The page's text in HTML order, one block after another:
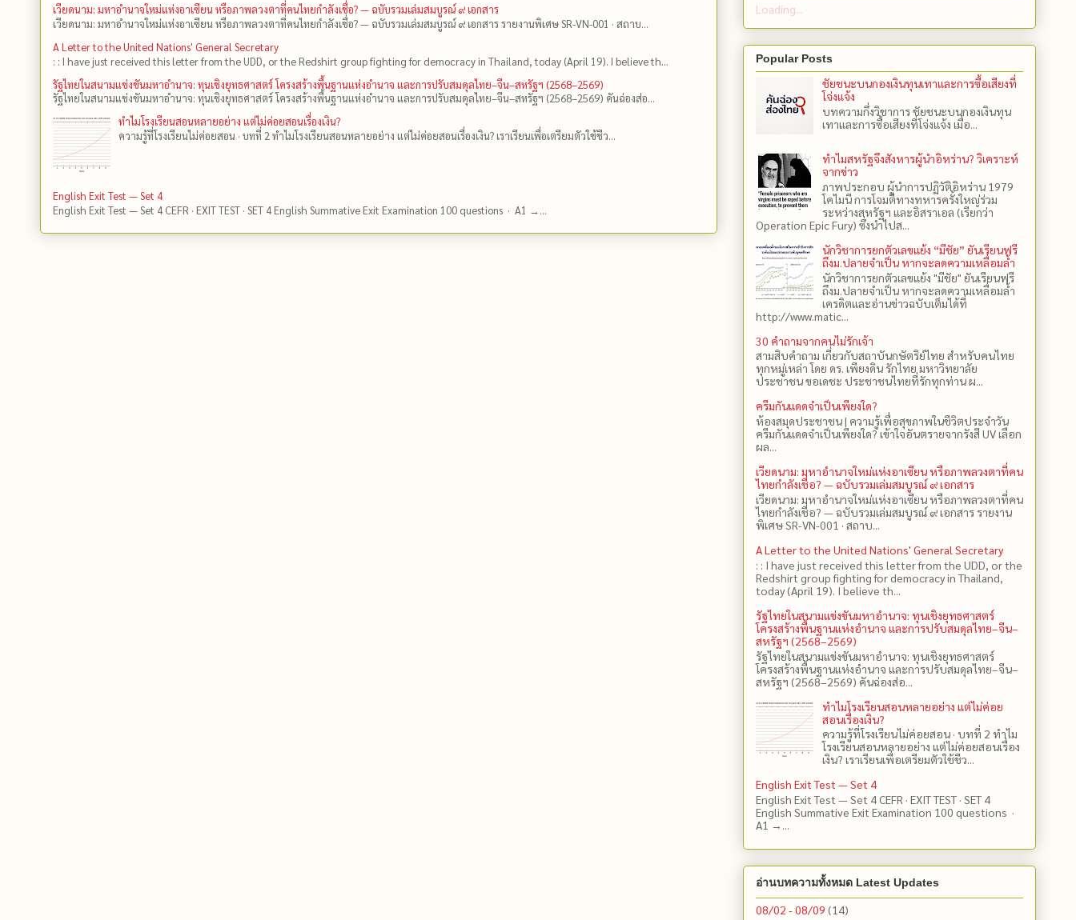
เวียดนาม: มหาอำนาจใหม่แห่งอาเซียน หรือภาพลวงตาที่คนไทยกำลังเชื่อ? — ฉบับรวมเล่มสมบูรณ์ ๙ เอกสาร
เวียดนาม: มหาอำนาจใหม่แห่งอาเซียน หรือภาพลวงตาที่คนไทยกำลังเชื่อ? — ฉบับรวมเล่มสมบูรณ์ ๙ เอกสาร รายงานพิเศษ SR-VN-001 · สถาบ...
A Letter to the United Nations' General Secretary
: : I have just received this letter from the UDD, or the Redshirt group fighting for democracy in Thailand, today (April 19). I believe th...
รัฐไทยในสนามแข่งขันมหาอำนาจ: ทุนเชิงยุทธศาสตร์ โครงสร้างพื้นฐานแห่งอำนาจ และการปรับสมดุลไทย–จีน–สหรัฐฯ (2568–2569)
รัฐไทยในสนามแข่งขันมหาอำนาจ: ทุนเชิงยุทธศาสตร์ โครงสร้างพื้นฐานแห่งอำนาจ และการปรับสมดุลไทย–จีน–สหรัฐฯ (2568–2569) คันฉ่องส่อ...
ทำไมโรงเรียนสอนหลายอย่าง แต่ไม่ค่อยสอนเรื่องเงิน?
ความรู้ที่โรงเรียนไม่ค่อยสอน · บทที่ 2 ทำไมโรงเรียนสอนหลายอย่าง แต่ไม่ค่อยสอนเรื่องเงิน? เราเรียนเพื่อเตรียมตัวใช้ชีว...
English Exit Test — Set 4
English Exit Test — Set 4 CEFR · EXIT TEST · SET 4 English Summative Exit Examination 100 questions · A1 →...
Loading...
Popular Posts
ชัยชนะบนกองเงินทุนเทาและการซื้อเสียงที่
โจ่งแจ้ง
บทความกึ่งวิชาการ ชัยชนะบนกองเงินทุน
เทาและการซื้อเสียงที่โจ่งแจ้ง เมื่อ...
ทำไมสหรัฐจึงสังหารผู้นำอิหร่าน? วิเคราะห์
จากข่าว
ภาพประกอบ ผู้นำการปฏิวัติอิหร่าน 1979
โคไมนี การโจมตีทางทหารครั้งใหญ่ร่วม
ระหว่างสหรัฐฯ และอิสราเอล (เรียกว่า
Operation Epic Fury) ซึ่งนำไปส...
นักวิชาการยกตัวเลขแย้ง “มีชัย” ยันเรียนฟรี
ถึงม.ปลายจำเป็น หากจะลดความเหลื่อมล้ำ
นักวิชาการยกตัวเลขแย้ง "มีชัย" ยันเรียนฟรี
ถึงม.ปลายจำเป็น หากจะลดความเหลื่อมล้ำ
เครดิตและอ่านข่าวฉบับเต็มได้ที่
http://www.matic...
30 คำถามจากคนไม่รักเจ้า
สามสิบคำถาม เกี่ยวกับสถาบันกษัตริย์ไทย สำหรับคนไทย
ทุกหมู่เหล่า โดย ดร.​ เพียงดิน รักไทย มหาวิทยาลัย
ประชาชน ขอเดชะ ประชาชนไทยที่รักทุกท่าน ผ...
ครีมกันแดดจำเป็นเพียงใด?
ห้องสมุดประชาชน | ความรู้เพื่อสุขภาพในชีวิตประจำวัน
ครีมกันแดดจำเป็นเพียงใด? เข้าใจอันตรายจากรังสี UV เลือก
ผล...
เวียดนาม: มหาอำนาจใหม่แห่งอาเซียน หรือภาพลวงตาที่คน
ไทยกำลังเชื่อ? — ฉบับรวมเล่มสมบูรณ์ ๙ เอกสาร
เวียดนาม: มหาอำนาจใหม่แห่งอาเซียน หรือภาพลวงตาที่คน
ไทยกำลังเชื่อ? — ฉบับรวมเล่มสมบูรณ์ ๙ เอกสาร รายงาน
พิเศษ SR-VN-001 · สถาบ...
A Letter to the United Nations' General Secretary
: : I have just received this letter from the UDD, or the
Redshirt group fighting for democracy in Thailand,
today (April 19). I believe th...
รัฐไทยในสนามแข่งขันมหาอำนาจ: ทุนเชิงยุทธศาสตร์
โครงสร้างพื้นฐานแห่งอำนาจ และการปรับสมดุลไทย–จีน–
สหรัฐฯ (2568–2569)
รัฐไทยในสนามแข่งขันมหาอำนาจ: ทุนเชิงยุทธศาสตร์
โครงสร้างพื้นฐานแห่งอำนาจ และการปรับสมดุลไทย–จีน–
สหรัฐฯ (2568–2569) คันฉ่องส่อ...
ทำไมโรงเรียนสอนหลายอย่าง แต่ไม่ค่อย
สอนเรื่องเงิน?
ความรู้ที่โรงเรียนไม่ค่อยสอน · บทที่ 2 ทำไม
โรงเรียนสอนหลายอย่าง แต่ไม่ค่อยสอนเรื่อง
เงิน? เราเรียนเพื่อเตรียมตัวใช้ชีว...
English Exit Test — Set 4
English Exit Test — Set 4 CEFR · EXIT TEST · SET 4
English Summative Exit Examination 100 questions ·
A1 →...
อ่านบทความทั้งหมด Latest Updates
08/02 - 08/09 (14)